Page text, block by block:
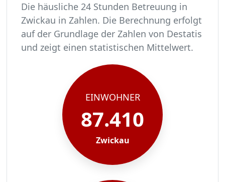
Die häusliche 24 Stunden Betreuung in
Zwickau in Zahlen. Die Berechnung erfolgt
auf der Grundlage der Zahlen von Destatis
und zeigt einen statistischen Mittelwert.
In Zwickau leben rund 87410 Menschen.
Von diesen 87410 Einwohnern sind rund 5332
Ca. 853 dieser pflegebedürftigen Menschen
Der Großteil der Pflegebedürftigen in
EINWOHNER
87.410
Zwickau